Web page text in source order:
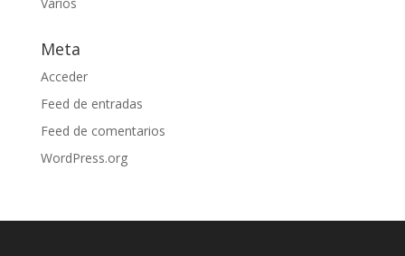
Meta
Acceder
Feed de entradas
Feed de comentarios
WordPress.org